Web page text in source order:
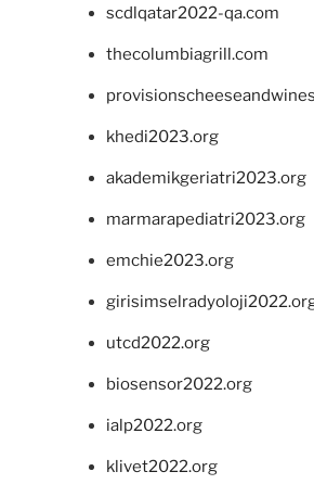
scdlqatar2022-qa.com
thecolumbiagrill.com
khedi2023.org
akademikgeriatri2023.org
marmarapediatri2023.org
emchie2023.org
utcd2022.org
biosensor2022.org
ialp2022.org
klivet2022.org